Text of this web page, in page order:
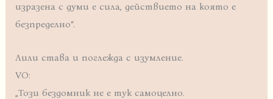
изразена с думи е сила, действието на която е
безпределно“.
Лили става и поглежда с изумление.
VO:
„Този бездомник не е тук самоцелно.